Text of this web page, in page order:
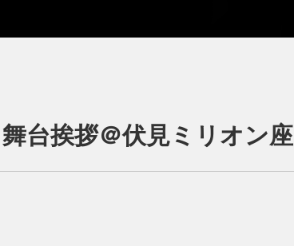
台挨拶＠伏見ミリオン座